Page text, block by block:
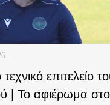
επιτελείο
| Το αφιέρωμα